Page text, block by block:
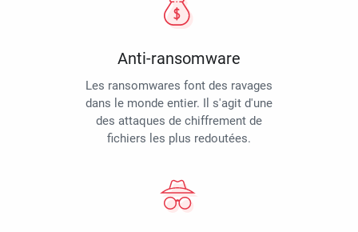
Anti-ransomware
Les ransomwares font des ravages
dans le monde entier. Il s'agit d'une
des attaques de chiffrement de
fichiers les plus redoutées.